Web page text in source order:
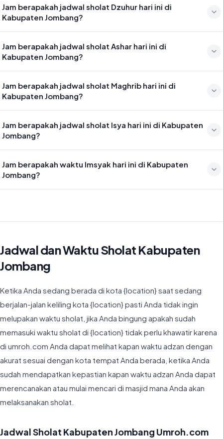
Jam berapakah jadwal sholat Dzuhur hari ini di
Kabupaten Jombang?
Jam berapakah jadwal sholat Ashar hari ini di
Kabupaten Jombang?
Jam berapakah jadwal sholat Maghrib hari ini di
Kabupaten Jombang?
17:35
Jam berapakah jadwal sholat Isya hari ini di Kabupaten
Jombang?
Jam berapakah waktu Imsyak hari ini di Kabupaten
Jombang?
Jadwal dan Waktu Sholat Kabupaten
Jombang
Ketika Anda sedang berada di kota {location} saat sedang
berjalan-jalan keliling kota {location} pasti Anda tidak ingin
melupakan waktu sholat, jika Anda bingung apakah sudah
memasuki waktu sholat di {location} tidak perlu khawatir karena
di umroh.com Anda dapat melihat kapan waktu adzan dengan
akurat sesuai dengan kota tempat Anda berada, ketika Anda
sudah mendapatkan kepastian kapan waktu adzan Anda dapat
merencanakan atau mulai mencari di masjid mana Anda akan
melaksanakan sholat.
Jadwal Sholat Kabupaten Jombang Umroh.com